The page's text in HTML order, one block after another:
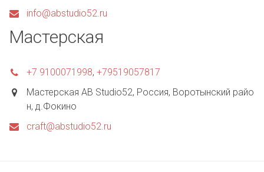
info@abstudio52.ru
Мастерская
+7 9100071998, +79519057817
Мастерская AB Studio52, Россия, Воротынский райо
н, д.Фокино
craft@abstudio52.ru